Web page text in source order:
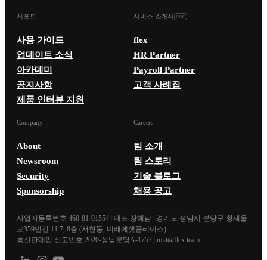
서포트
사용 가이드
업데이트 소식
아카데미
공지사항
제품 인터뷰 지원
서비스 소개서
flex
HR Partner
Payroll Partner
고객 사례집
Company
About
Newsroom
Security
Sponsorship
Careers
팀 소개
팀 스토리
기술 블로그
채용 공고
사업자등록번호 460-81-01554 대표 장해남
경기도 성남시 분당구 황새울
로359번길 11 7, 8층 (서현동, 미래에셋플레이스)
통신판매업 신고번호 2020-성남분당A-1757 mkt@flex.team